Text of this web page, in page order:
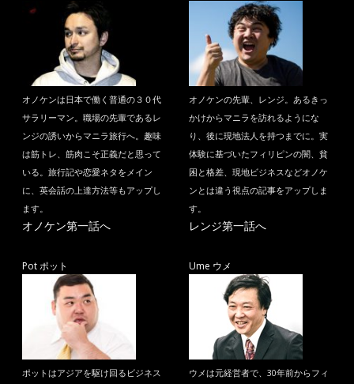
オノケンは日本で働く普通の３０代
サラリーマン。職場の先輩であるレ
ンジの誘いからマニラ旅行へ。趣味
は筋トレ、筋肉こそ正義だと思って
いる。旅行記や恋愛ネタをメイン
に、英会話の上達方法等もアップし
ます。
オノケン第一話へ
オノケンの先輩、レンジ。あるきっ
かけからマニラを訪れるようにな
り、後に現地法人を持つまでに。実
体験に基づいたフィリピンの闇、貧
困と格差、現地ビジネスなどオノケ
ンとは違う視点の記事をアップしま
す。
レンジ第一話へ
Pot ポット
ポットはアジアを駆け回るビジネス
Ume ウメ
ウメは元経営者で、30年前からフィ